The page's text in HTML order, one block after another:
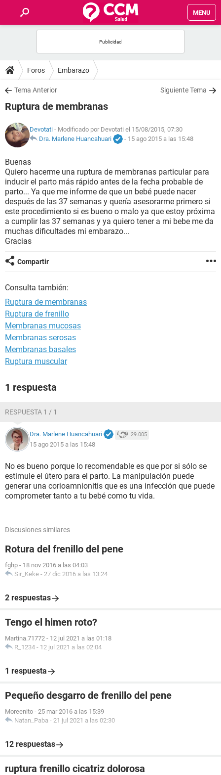
MENU
FOROS
SALUD
FAMILIA
NUTRICIÓN
BIENESTAR
SEXUALIDAD
GLOSARIO
Foros Embarazo
Tema Anterior Siguiente Tema
Ruptura de membranas
Devotati - Modificado por Devotati el 15/08/2015, 07:30
Dra. Marlene Huancahuari
- 15 ago 2015 a las 15:48
Buenas
Quiero hacerme una ruptura de membranas particular para
inducir el parto más rápido antes de la fecha probable de
parto... Ya que me informe de que un bebé puede nacer
después de las 37 semanas y quería asesorarme primero si
este procedimiento si es bueno o malo ya que estoy próxima
a cumplir las 37 semanas y ya quiero tener a mi bebe me da
muchas dificultades mi embarazo...
Gracias
Compartir
Consulta también:
Ruptura de membranas
Ruptura de frenillo
Membranas mucosas
Membranas serosas
Membranas basales
Ruptura muscular
1 respuesta
RESPUESTA 1 / 1
Dra. Marlene Huancahuari 29.005
15 ago 2015 a las 15:48
No es bueno porque lo recomendable es que por si sólo se
estimule el útero para el parto. La manipulación puede
generar una corioamnionitis que es una infección que puede
comprometer tanto a tu bebé como tu vida.
Discusiones similares
Rotura del frenillo del pene
fghp - 18 nov 2016 a las 04:03
Sir_Keke - 27 dic 2016 a las 13:24
2 respuestas
Tengo el himen roto?
Martina.71772 - 12 jul 2021 a las 01:18
R_1234 - 12 jul 2021 a las 02:04
1 respuesta
Pequeño desgarro de frenillo del pene
Moreenito - 25 mar 2016 a las 15:39
Natan_Paba - 21 jul 2021 a las 02:30
12 respuestas
ruptura frenillo cicatriz dolorosa